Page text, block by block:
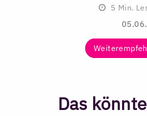
5 Min.
Das